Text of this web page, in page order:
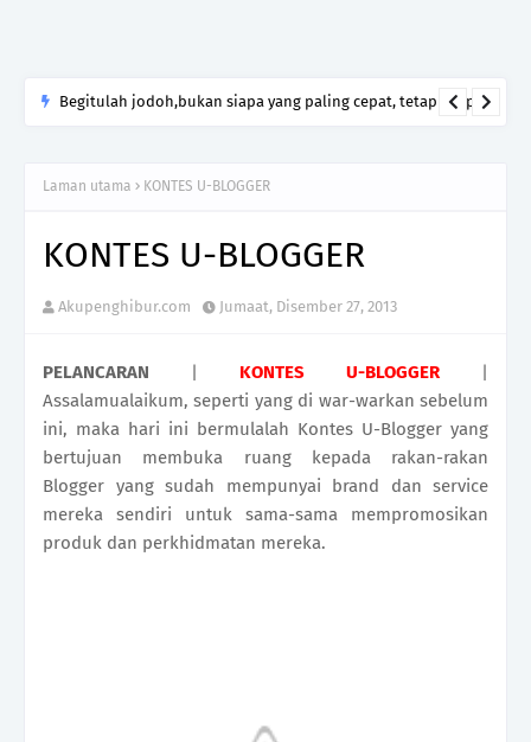
Begitulah jodoh,bukan siapa yang paling cepat, tetapi siapa
Laman utama KONTES U-BLOGGER
KONTES U-BLOGGER
Akupenghibur.com Jumaat, Disember 27, 2013
PELANCARAN | KONTES U-BLOGGER |
Assalamualaikum, seperti yang di war-warkan sebelum
ini, maka hari ini bermulalah Kontes U-Blogger yang
bertujuan membuka ruang kepada rakan-rakan
Blogger yang sudah mempunyai brand dan service
mereka sendiri untuk sama-sama mempromosikan
produk dan perkhidmatan mereka.